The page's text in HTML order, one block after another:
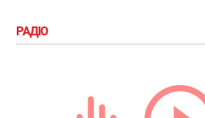
РАДІО